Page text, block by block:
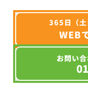
365日（土
WEB
お問い